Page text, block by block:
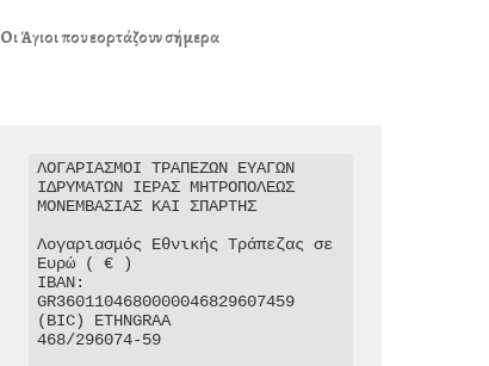
Οι Άγιοι που εορτάζουν σήμερα
ΛΟΓΑΡΙΑΣΜΟΙ ΤΡΑΠΕΖΩΝ ΕΥΑΓΩΝ
ΙΔΡΥΜΑΤΩΝ ΙΕΡΑΣ ΜΗΤΡΟΠΟΛΕΩΣ
ΜΟΝΕΜΒΑΣΙΑΣ ΚΑΙ ΣΠΑΡΤΗΣ
Λογαριασμός Εθνικής Τράπεζας σε
Ευρώ ( € )
IBAN:
GR3601104680000046829607459
(BIC) ETHNGRAA
468/296074-59